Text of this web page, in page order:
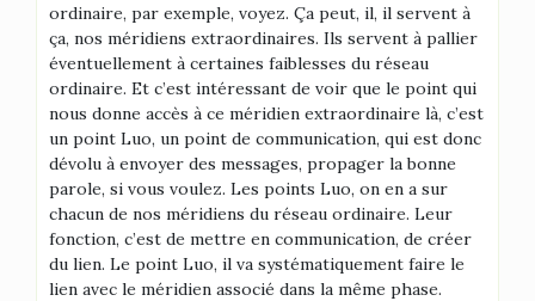
ordinaire, par exemple, voyez. Ça peut, il, il servent à
ça, nos méridiens extraordinaires. Ils servent à pallier
éventuellement à certaines faiblesses du réseau
ordinaire. Et c’est intéressant de voir que le point qui
nous donne accès à ce méridien extraordinaire là, c’est
un point Luo, un point de communication, qui est donc
dévolu à envoyer des messages, propager la bonne
parole, si vous voulez. Les points Luo, on en a sur
chacun de nos méridiens du réseau ordinaire. Leur
fonction, c’est de mettre en communication, de créer
du lien. Le point Luo, il va systématiquement faire le
lien avec le méridien associé dans la même phase.